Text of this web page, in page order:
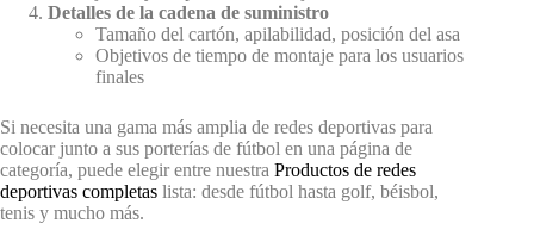
Detalles de la cadena de suministro
Tamaño del cartón, apilabilidad, posición del asa
Objetivos de tiempo de montaje para los usuarios
finales
Si necesita una gama más amplia de redes deportivas para
colocar junto a sus porterías de fútbol en una página de
categoría, puede elegir entre nuestra Productos de redes
deportivas completas lista: desde fútbol hasta golf, béisbol,
tenis y mucho más.